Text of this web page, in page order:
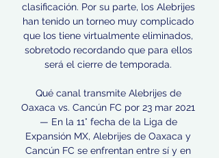
clasificación. Por su parte, los Alebrijes
han tenido un torneo muy complicado
que los tiene virtualmente eliminados,
sobretodo recordando que para ellos
será el cierre de temporada.
Qué canal transmite Alebrijes de
Oaxaca vs. Cancún FC por 23 mar 2021
— En la 11° fecha de la Liga de
Expansión MX, Alebrijes de Oaxaca y
Cancún FC se enfrentan entre sí y en